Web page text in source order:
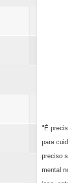
"É
para
preciso
mental